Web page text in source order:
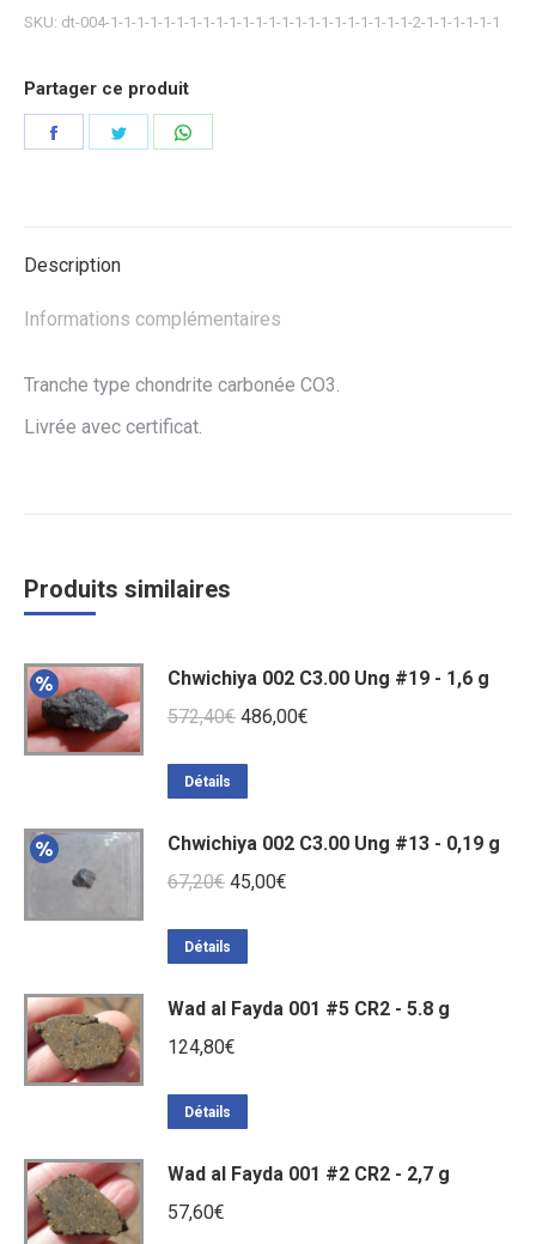
SKU: dt-004-1-1-1-1-1-1-1-1-1-1-1-1-1-1-1-1-1-1-1-1-1-1-1-2-1-1-1-1-1-1
Partager ce produit
Partager Partager
Description
Informations complémentaires
Tranche type chondrite carbonée CO3.
Livrée avec certificat.
Produits similaires
Chwichiya 002 C3.00 Ung #19 - 1,6 g
572,40€ Le
572,40€.
486,00€
486,00€.
Détails
Chwichiya 002 C3.00 Ung #13 - 0,19 g
67,20€ Le
initial
67,20€.
45,00€
45,00€.
Détails
Wad al Fayda 001 #5 CR2 - 5.8 g
124,80€
Détails
Wad al Fayda 001 #2 CR2 - 2,7 g
57,60€